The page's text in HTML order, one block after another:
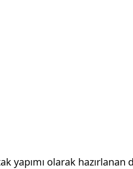
yapımı olarak